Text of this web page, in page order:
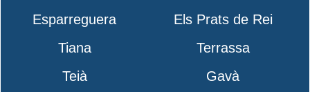
Esparreguera
Els Prats de Rei
Tiana
Terrassa
Teià
Gavà